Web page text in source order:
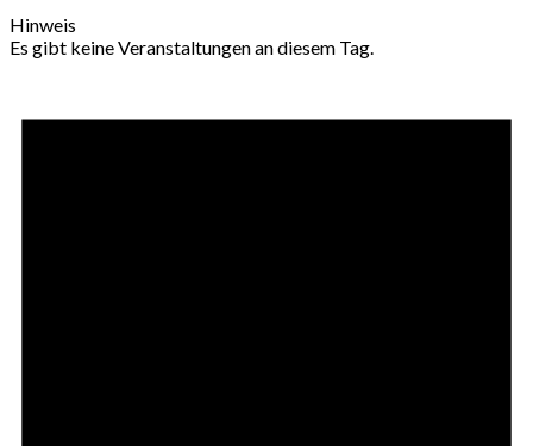
Hinweis
Es gibt keine Veranstaltungen an diesem Tag.